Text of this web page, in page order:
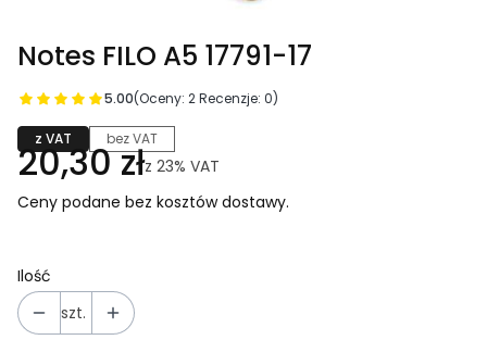
Notes FILO A5 17791-17
5.00(Oceny: 2 Recenzje: 0)
z VAT bez VAT
20,30 złz 23% VAT
Ceny podane bez kosztów dostawy.
Ilość
szt.